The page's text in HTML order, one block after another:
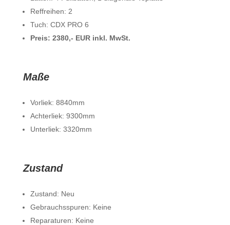
Reffreihen: 2
Tuch: CDX PRO 6
Preis: 2380,- EUR inkl. MwSt.
Maße
Vorliek: 8840mm
Achterliek: 9300mm
Unterliek: 3320mm
Zustand
Zustand: Neu
Gebrauchsspuren: Keine
Reparaturen: Keine